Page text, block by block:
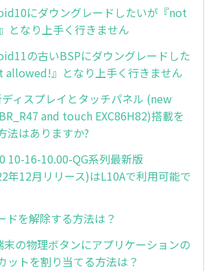
にダウングレードしたいが『not
となり上手く行きません
の古いBSPにダウングレードした
allowed!』となり上手く行きません
ィスプレイとタッチパネル (new
and touch EXC86H82)搭載を
法はありますか?
10-16-10.00-QG系列最新版
年12月リリース)はL10Aで利用可能で
ドを解除する方法は？
の物理ボタンにアプリケーションの
ットを割り当てる方法は？